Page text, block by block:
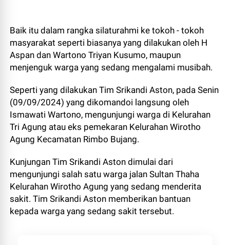
Baik itu dalam rangka silaturahmi ke tokoh - tokoh
masyarakat seperti biasanya yang dilakukan oleh H
Aspan dan Wartono Triyan Kusumo, maupun
menjenguk warga yang sedang mengalami musibah.
Seperti yang dilakukan Tim Srikandi Aston, pada Senin
(09/09/2024) yang dikomandoi langsung oleh
Ismawati Wartono, mengunjungi warga di Kelurahan
Tri Agung atau eks pemekaran Kelurahan Wirotho
Agung Kecamatan Rimbo Bujang.
Kunjungan Tim Srikandi Aston dimulai dari
mengunjungi salah satu warga jalan Sultan Thaha
Kelurahan Wirotho Agung yang sedang menderita
sakit. Tim Srikandi Aston memberikan bantuan
kepada warga yang sedang sakit tersebut.